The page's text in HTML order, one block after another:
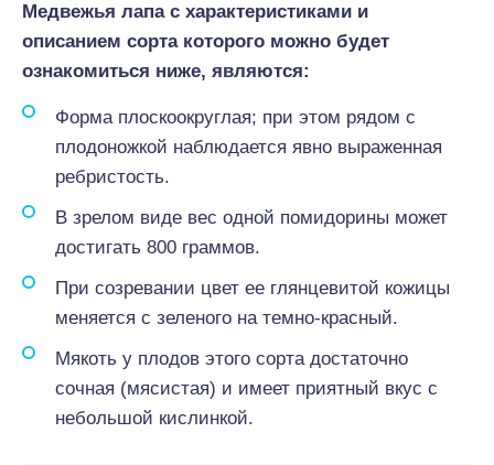
Медвежья лапа с характеристиками и
описанием сорта которого можно будет
ознакомиться ниже, являются:
Форма плоскоокруглая; при этом рядом с
плодоножкой наблюдается явно выраженная
ребристость.
В зрелом виде вес одной помидорины может
достигать 800 граммов.
При созревании цвет ее глянцевитой кожицы
меняется с зеленого на темно-красный.
Мякоть у плодов этого сорта достаточно
сочная (мясистая) и имеет приятный вкус с
небольшой кислинкой.